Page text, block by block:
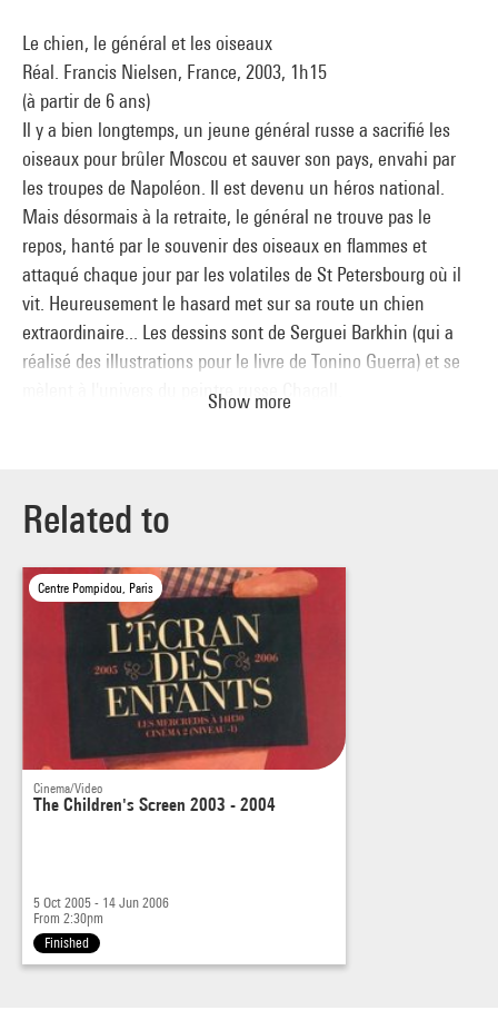
Le chien, le général et les oiseaux
Réal. Francis Nielsen, France, 2003, 1h15
(à partir de 6 ans)
Il y a bien longtemps, un jeune général russe a sacrifié les
oiseaux pour brûler Moscou et sauver son pays, envahi par
les troupes de Napoléon. Il est devenu un héros national.
Mais désormais à la retraite, le général ne trouve pas le
repos, hanté par le souvenir des oiseaux en flammes et
attaqué chaque jour par les volatiles de St Petersbourg où il
vit. Heureusement le hasard met sur sa route un chien
extraordinaire... Les dessins sont de Serguei Barkhin (qui a
réalisé des illustrations pour le livre de Tonino Guerra) et se
mèlent à l'univers du peintre russe Chagall.
Show more
Related to
Centre Pompidou, Paris
Cinema/Video
The Children's Screen 2003 - 2004
5 Oct 2005 - 14 Jun 2006
From 2:30pm
Finished